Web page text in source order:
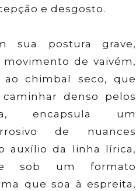
e desgosto.
sua postura grave,
movimento de vaivém,
chimbal seco, que
denso pelos
encapsula um
de nuances
auxílio da linha lírica,
sob um formato
que soa à espreita,